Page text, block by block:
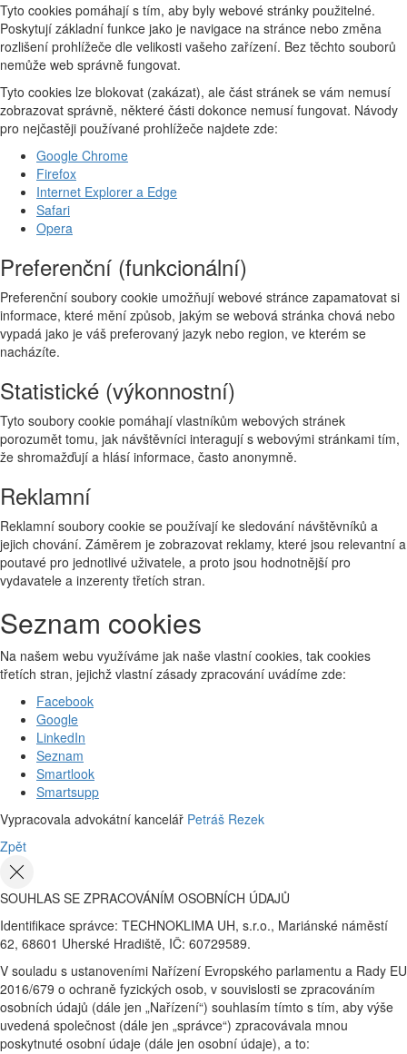
Tyto cookies pomáhají s tím, aby byly webové stránky použitelné.
Poskytují základní funkce jako je navigace na stránce nebo změna
rozlišení prohlížeče dle velikosti vašeho zařízení. Bez těchto souborů
nemůže web správně fungovat.
Tyto cookies lze blokovat (zakázat), ale část stránek se vám nemusí
zobrazovat správně, některé části dokonce nemusí fungovat. Návody
pro nejčastěji používané prohlížeče najdete zde:
Google Chrome
Firefox
Internet Explorer a Edge
Safari
Opera
Preferenční (funkcionální)
Preferenční soubory cookie umožňují webové stránce zapamatovat si
informace, které mění způsob, jakým se webová stránka chová nebo
vypadá jako je váš preferovaný jazyk nebo region, ve kterém se
nacházíte.
Statistické (výkonnostní)
Tyto soubory cookie pomáhají vlastníkům webových stránek
porozumět tomu, jak návštěvníci interagují s webovými stránkami tím,
že shromažďují a hlásí informace, často anonymně.
Reklamní
Reklamní soubory cookie se používají ke sledování návštěvníků a
jejich chování. Záměrem je zobrazovat reklamy, které jsou relevantní a
poutavé pro jednotlivé uživatele, a proto jsou hodnotnější pro
vydavatele a inzerenty třetích stran.
Seznam cookies
Na našem webu využíváme jak naše vlastní cookies, tak cookies
třetích stran, jejichž vlastní zásady zpracování uvádíme zde:
Facebook
Google
LinkedIn
Seznam
Smartlook
Smartsupp
Vypracovala advokátní kancelář Petráš Rezek
Zpět
SOUHLAS SE ZPRACOVÁNÍM OSOBNÍCH ÚDAJŮ
Identifikace správce: TECHNOKLIMA UH, s.r.o., Mariánské náměstí
62, 68601 Uherské Hradiště, IČ: 60729589.
V souladu s ustanoveními Nařízení Evropského parlamentu a Rady EU
2016/679 o ochraně fyzických osob, v souvislosti se zpracováním
osobních údajů (dále jen „Nařízení“) souhlasím tímto s tím, aby výše
uvedená společnost (dále jen „správce“) zpracovávala mnou
poskytnuté osobní údaje (dále jen osobní údaje), a to: